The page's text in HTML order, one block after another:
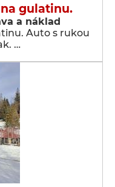
gulatinu.
a náklad
Auto s rukou
…